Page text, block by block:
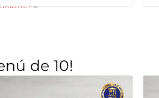
de 10!